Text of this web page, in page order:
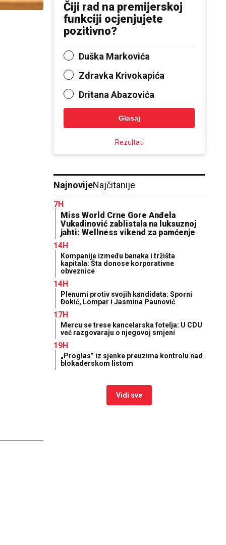
Čiji rad na premijerskoj
funkciji ocjenjujete
pozitivno?
Duška Markovića
Zdravka Krivokapića
Dritana Abazovića
Glasaj
Rezultati
NajnovijeNajčitanije
7H
Miss World Crne Gore Anđela
Vukadinović zablistala na luksuznoj
jahti: Wellness vikend za pamćenje
14H
Kompanije između banaka i tržišta
kapitala: Šta donose korporativne
obveznice
14H
Plenumi protiv svojih kandidata: Sporni
Đokić, Lompar i Jasmina Paunović
17H
Mercu se trese kancelarska fotelja: U CDU
već razgovaraju o njegovoj smjeni
19H
„Proglas” iz sjenke preuzima kontrolu nad
blokaderskom listom
Vidi sve